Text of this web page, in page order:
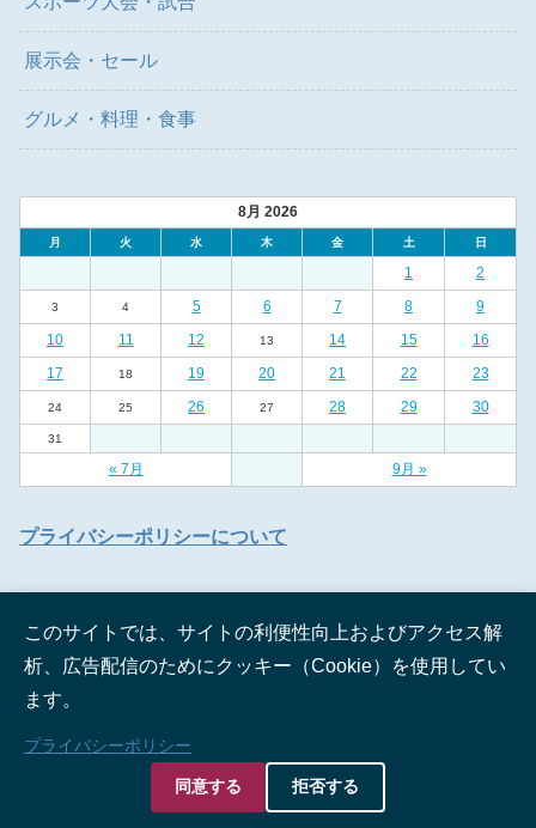
展示会・セール
グルメ・料理・食事
8月 2026
月 火 水 木 金 土 日
1 2
3 4 5 6 7 8
9
10
11 12 13 14 15
16
17
18 19 20 21 22 23
24 25 26 27 28 29 30
31
« 7月 9月 »
プライバシーポリシーについて
© 2012 西宮イベント手帖.
このサイトでは、サイトの利便性向上およびアクセス解
析、広告配信のためにクッキー（Cookie）を使用してい
ます。
プライバシーポリシー
同意する 拒否する